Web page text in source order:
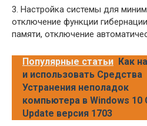
3. Настройка системы для
отключение функции
памяти, отключение
Популярные статьи Как
и использовать Средства
Устранения неполадок
компьютера в Windows 10
Update версия 1703